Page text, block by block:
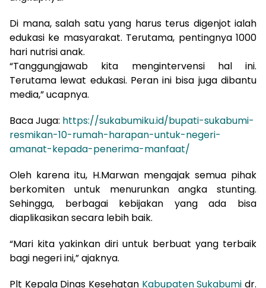
Di mana, salah satu yang harus terus digenjot ialah
edukasi ke masyarakat. Terutama, pentingnya 1000
hari nutrisi anak.
“Tanggungjawab kita mengintervensi hal ini.
Terutama lewat edukasi. Peran ini bisa juga dibantu
media,” ucapnya.
Baca Juga: https://sukabumiku.id/bupati-sukabumi-
resmikan-10-rumah-harapan-untuk-negeri-
amanat-kepada-penerima-manfaat/
Oleh karena itu, H.Marwan mengajak semua pihak
berkomiten untuk menurunkan angka stunting.
Sehingga, berbagai kebijakan yang ada bisa
diaplikasikan secara lebih baik.
“Mari kita yakinkan diri untuk berbuat yang terbaik
bagi negeri ini,” ajaknya.
Plt Kepala Dinas Kesehatan Kabupaten Sukabumi dr.